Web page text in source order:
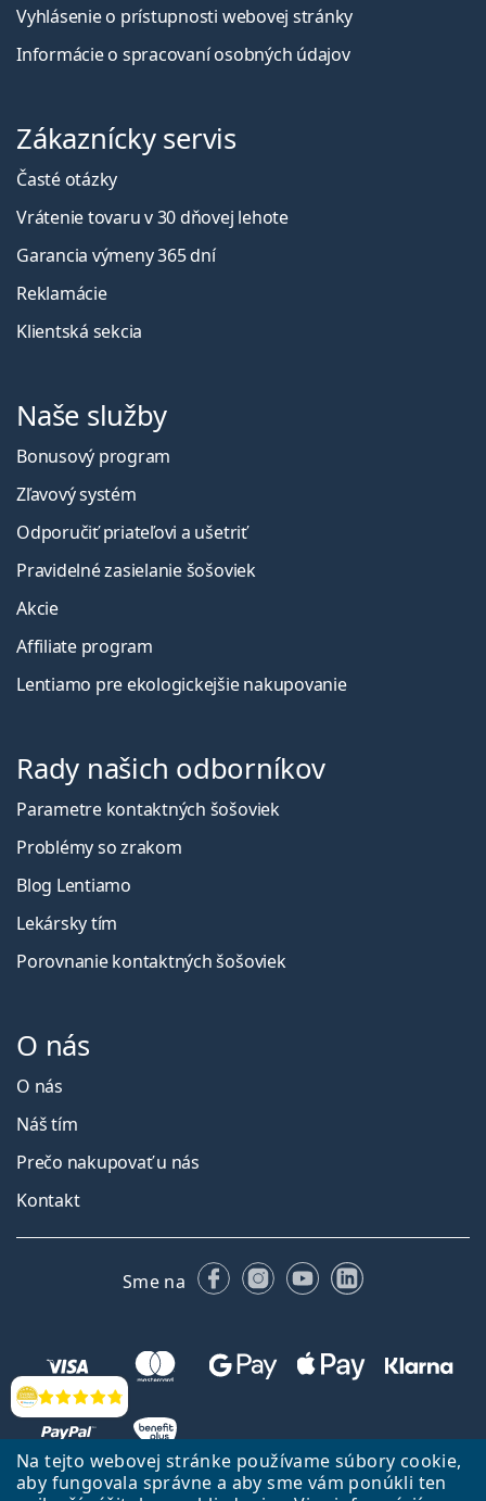
Na tejto webovej stránke používame súbory cookie,
aby fungovala správne a aby sme vám ponúkli ten
Hodnotenia
Vyhlásenie o prístupnosti webovej stránky
Informácie o spracovaní osobných údajov
Zákaznícky servis
Časté otázky
Vrátenie tovaru v 30 dňovej lehote
Garancia výmeny 365 dní
Reklamácie
Klientská sekcia
Naše služby
Bonusový program
Zľavový systém
Odporučiť priateľovi a ušetriť
Pravidelné zasielanie šošoviek
Akcie
Affiliate program
Lentiamo pre ekologickejšie nakupovanie
Rady našich odborníkov
Parametre kontaktných šošoviek
Problémy so zrakom
Blog Lentiamo
Lekársky tím
Porovnanie kontaktných šošoviek
O nás
O nás
Náš tím
Prečo nakupovať u nás
Kontakt
Sme na FacebookuInstagrame
YouTubeLinkedIn